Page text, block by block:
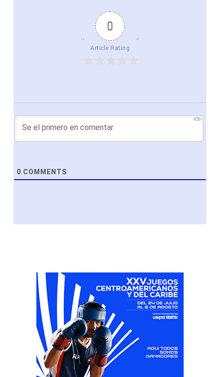
0
Article Rating
450
0 COMMENTS